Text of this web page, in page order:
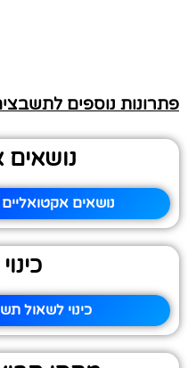
פתרונות נוספים
נושאים
נושאים
כינוי לשאול